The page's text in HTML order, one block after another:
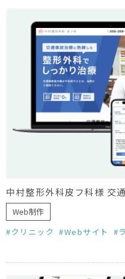
中村整形外科皮フ科様 交
Web制作
クリニック
Webサイト